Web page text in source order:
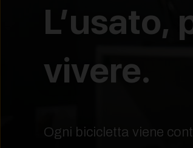
L’usato,
vivere.
Ogni bicicletta viene